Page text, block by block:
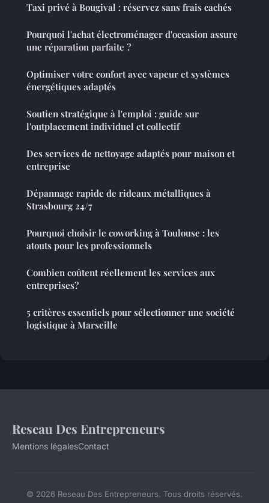
Taxi privé à Bougival : réservez sans frais cachés
Pourquoi l'achat électroménager d'occasion assure
une réparation parfaite ?
Optimiser votre confort avec vapeur et systèmes
énergétiques adaptés
Soutien stratégique à l'emploi : guide sur
l'outplacement individuel et collectif
Des services de nettoyage adaptés pour maison et
entreprise
Dépannage rapide de rideaux métalliques à
Strasbourg 24/7
Pourquoi choisir le coworking à Toulouse : les
atouts pour les professionnels
Combien coûtent réellement les services aux
entreprises?
5 critères essentiels pour sélectionner une société
logistique à Marseille
Reseau Des Entrepreneurs
Mentions légalesContact
© 2026 Reseau Des Entrepreneurs. Tous droits réservés.